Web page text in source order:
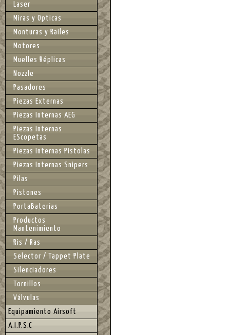
Laser
Miras y Opticas
Monturas y Railes
Motores
Muelles Réplicas
Nozzle
Pasadores
Piezas Externas
Piezas Internas AEG
Piezas Internas
EScopetas
Piezas Internas Pistolas
Piezas Internas Snipers
Pilas
Pistones
PortaBaterías
Productos
Mantenimiento
Ris / Ras
Selector / Tappet Plate
Silenciadores
Tornillos
Válvulas
Equipamiento Airsoft
A.I.P.S.C